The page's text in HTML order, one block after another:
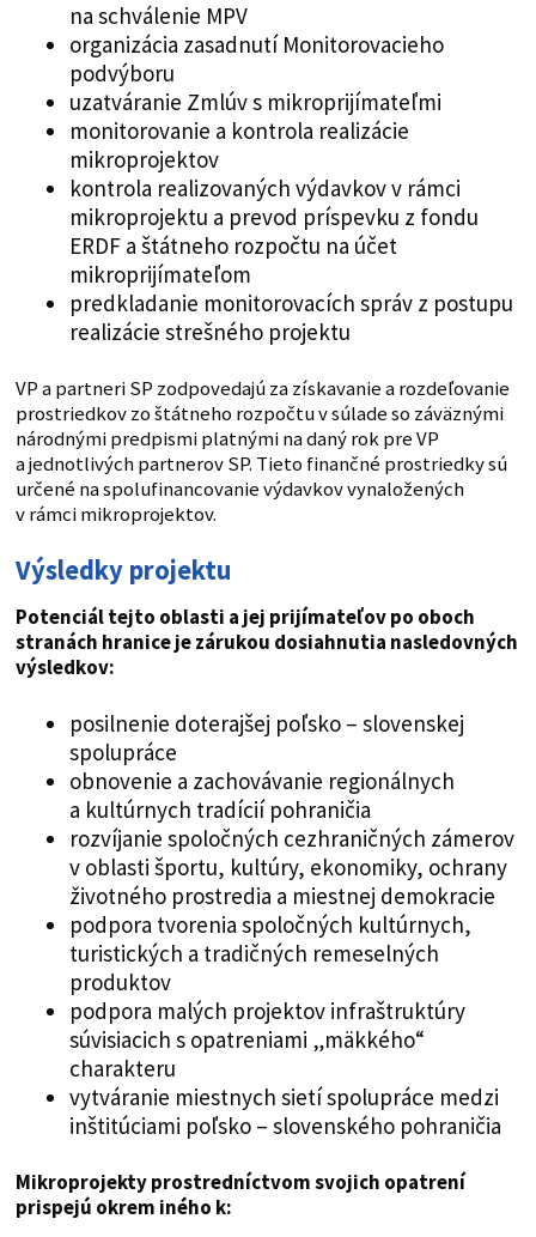
na schválenie MPV
organizácia zasadnutí Monitorovacieho
podvýboru
uzatváranie Zmlúv s mikroprijímateľmi
monitorovanie a kontrola realizácie
mikroprojektov
kontrola realizovaných výdavkov v rámci
mikroprojektu a prevod príspevku z fondu
ERDF a štátneho rozpočtu na účet
mikroprijímateľom
predkladanie monitorovacích správ z postupu
realizácie strešného projektu
VP a partneri SP zodpovedajú za získavanie a rozdeľovanie
prostriedkov zo štátneho rozpočtu v súlade so záväznými
národnými predpismi platnými na daný rok pre VP
a jednotlivých partnerov SP. Tieto finančné prostriedky sú
určené na spolufinancovanie výdavkov vynaložených
v rámci mikroprojektov.
Výsledky projektu
Potenciál tejto oblasti a jej prijímateľov po oboch
stranách hranice je zárukou dosiahnutia nasledovných
výsledkov:
posilnenie doterajšej poľsko – slovenskej
spolupráce
obnovenie a zachovávanie regionálnych
a kultúrnych tradícií pohraničia
rozvíjanie spoločných cezhraničných zámerov
v oblasti športu, kultúry, ekonomiky, ochrany
životného prostredia a miestnej demokracie
podpora tvorenia spoločných kultúrnych,
turistických a tradičných remeselných
produktov
podpora malých projektov infraštruktúry
súvisiacich s opatreniami „mäkkého“
charakteru
vytváranie miestnych sietí spolupráce medzi
inštitúciami poľsko – slovenského pohraničia
Mikroprojekty prostredníctvom svojich opatrení
prispejú okrem iného k: